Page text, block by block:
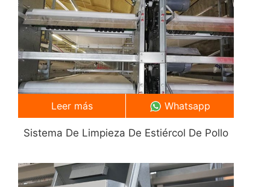
Sistema De Limpieza De Estiércol De Pollo
Leer más Whatsapp